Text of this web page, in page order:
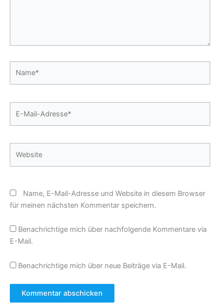
Mail-
Name, E-Mail-Adresse und Website in diesem Browser
für meinen nächsten Kommentar speichern.
Benachrichtige mich über nachfolgende Kommentare via
E-Mail.
Benachrichtige mich über neue Beiträge via E-Mail.